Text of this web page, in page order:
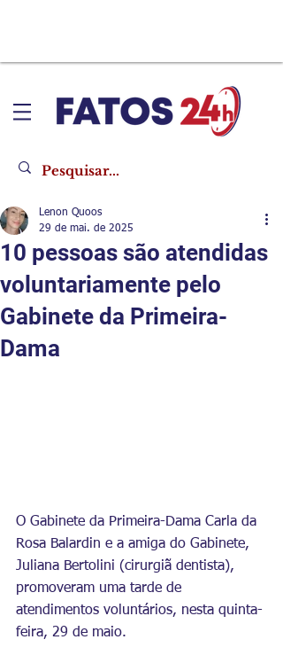
​10 pessoas são atendidas
voluntariamente pelo
Gabinete da Primeira-
Dama
Lenon Quoos
29 de mai. de 2025
O Gabinete da Primeira-Dama Carla da
Rosa Balardin e a amiga do Gabinete,
Juliana Bertolini (cirurgiã dentista),
promoveram uma tarde de
atendimentos voluntários, nesta quinta-
feira, 29 de maio.